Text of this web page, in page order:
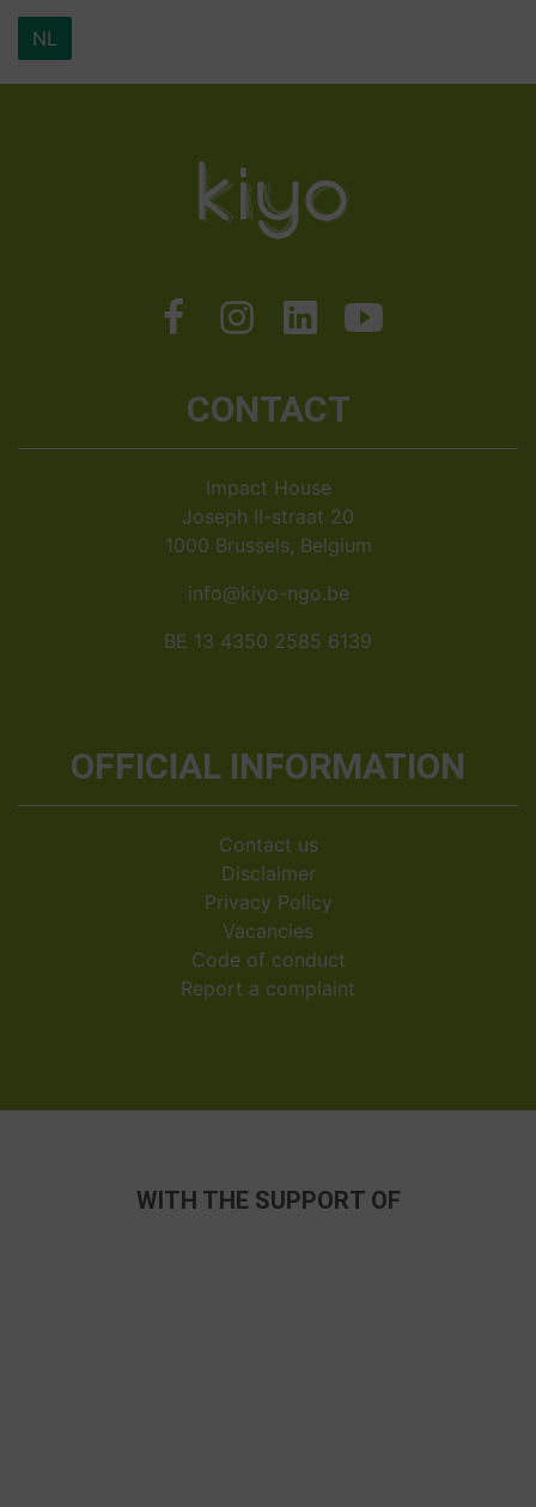
NL
CONTACT
Impact House
Joseph II-straat 20
1000 Brussels, Belgium
info@kiyo-ngo.be
BE 13 4350 2585 6139
OFFICIAL INFORMATION
Contact us
Disclaimer
Privacy Policy
Vacancies
Code of conduct
Report a complaint
WITH THE SUPPORT OF